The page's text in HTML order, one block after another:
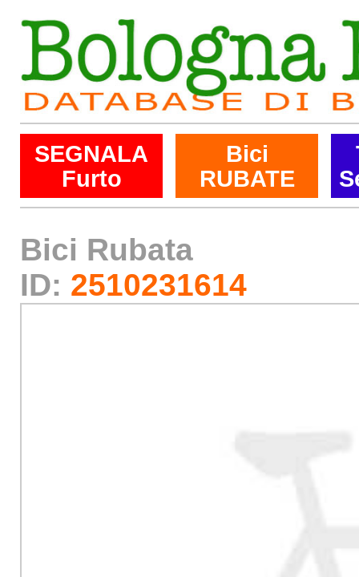
SEGNALA
Furto
Bici
RUBATE
Bici Rubata
ID: 2510231614